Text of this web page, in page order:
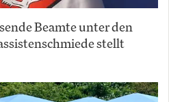
Beamte unter den
stellt